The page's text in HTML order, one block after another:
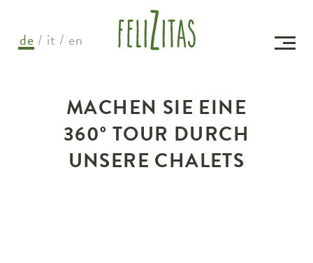
de it en
MACHEN SIE EINE
360° TOUR DURCH
UNSERE CHALETS